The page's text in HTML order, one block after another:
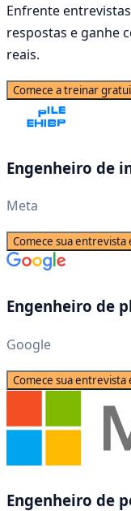
Enfrente
respostas e ganhe
reais.
Comece a treinar
Engenheiro de
Meta
Comece sua
Engenheiro de
Google
Comece sua
Engenheiro de